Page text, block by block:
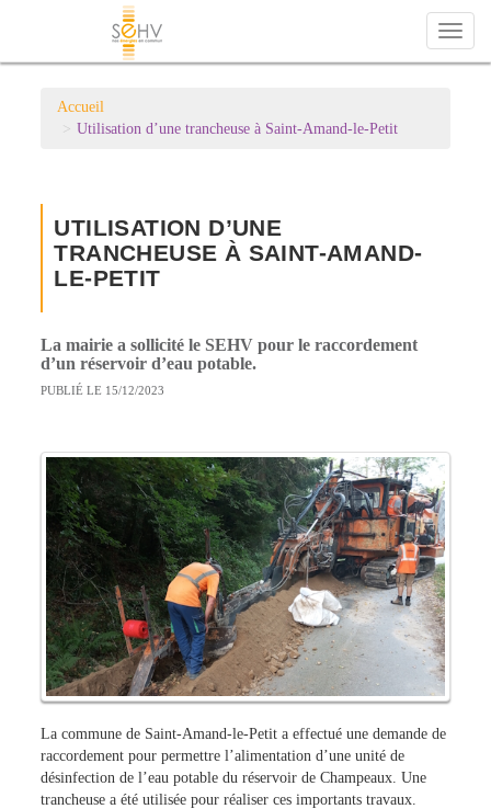
Toggle
Accueil
Utilisation d’une trancheuse à Saint-Amand-le-Petit
UTILISATION D’UNE
TRANCHEUSE À SAINT-AMAND-
LE-PETIT
La mairie a sollicité le SEHV pour le raccordement
d’un réservoir d’eau potable.
PUBLIÉ LE 15/12/2023
La commune de Saint-Amand-le-Petit a effectué une demande de
raccordement pour permettre l’alimentation d’une unité de
désinfection de l’eau potable du réservoir de Champeaux. Une
trancheuse a été utilisée pour réaliser ces importants travaux.